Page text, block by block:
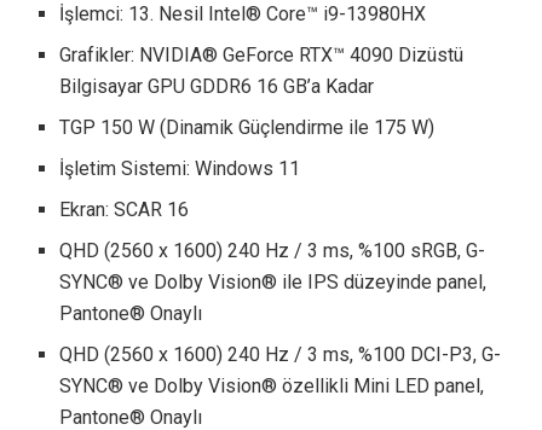
İşlemci: 13. Nesil Intel® Core™ i9-13980HX
Grafikler: NVIDIA® GeForce RTX™ 4090 Dizüstü
Bilgisayar GPU GDDR6 16 GB’a Kadar
TGP 150 W (Dinamik Güçlendirme ile 175 W)
İşletim Sistemi: Windows 11
Ekran: SCAR 16
QHD (2560 x 1600) 240 Hz / 3 ms, %100 sRGB, G-
SYNC® ve Dolby Vision® ile IPS düzeyinde panel,
Pantone® Onaylı
QHD (2560 x 1600) 240 Hz / 3 ms, %100 DCI-P3, G-
SYNC® ve Dolby Vision® özellikli Mini LED panel,
Pantone® Onaylı